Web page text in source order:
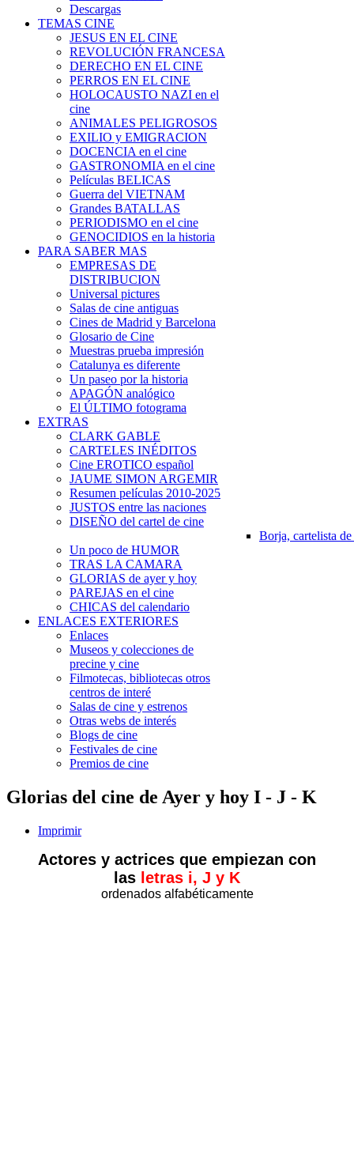
Descargas
TEMAS CINE
JESUS EN EL CINE
REVOLUCIÓN FRANCESA
DERECHO EN EL CINE
PERROS EN EL CINE
HOLOCAUSTO NAZI en el
cine
ANIMALES PELIGROSOS
EXILIO y EMIGRACION
DOCENCIA en el cine
GASTRONOMIA en el cine
Películas BELICAS
Guerra del VIETNAM
Grandes BATALLAS
PERIODISMO en el cine
GENOCIDIOS en la historia
PARA SABER MAS
EMPRESAS DE
DISTRIBUCION
Universal pictures
Salas de cine antiguas
Cines de Madrid y Barcelona
Glosario de Cine
Muestras prueba impresión
Catalunya es diferente
Un paseo por la historia
APAGÓN analógico
El ÚLTIMO fotograma
EXTRAS
CLARK GABLE
CARTELES INÉDITOS
Cine EROTICO español
JAUME SIMON ARGEMIR
Resumen películas 2010-2025
JUSTOS entre las naciones
DISEÑO del cartel de cine
Borja, cartelista
Un poco de HUMOR
TRAS LA CAMARA
GLORIAS de ayer y hoy
PAREJAS en el cine
CHICAS del calendario
ENLACES EXTERIORES
Enlaces
Museos y colecciones de
precine y cine
Filmotecas, bibliotecas otros
centros de interé
Salas de cine y estrenos
Otras webs de interés
Blogs de cine
Festivales de cine
Premios de cine
Glorias del cine de Ayer y hoy I - J - K
Imprimir
Actores y actrices que empiezan con
las letras i, J y K
ordenados alfabéticamente